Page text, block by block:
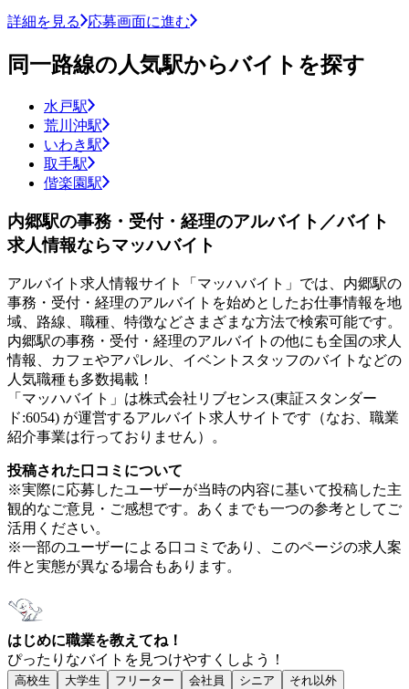
詳細を見る 応募画面に進む
同一路線の人気駅からバイトを探す
水戸駅
荒川沖駅
いわき駅
取手駅
偕楽園駅
内郷駅の事務・受付・経理のアルバイト／バイト
求人情報ならマッハバイト
アルバイト求人情報サイト「マッハバイト」では、内郷駅の
事務・受付・経理のアルバイトを始めとしたお仕事情報を地
域、路線、職種、特徴などさまざまな方法で検索可能です。
内郷駅の事務・受付・経理のアルバイトの他にも全国の求人
情報、カフェやアパレル、イベントスタッフのバイトなどの
人気職種も多数掲載！
「マッハバイト」は株式会社リブセンス(東証スタンダー
ド:6054) が運営するアルバイト求人サイトです（なお、職業
紹介事業は行っておりません）。
投稿された口コミについて
※実際に応募したユーザーが当時の内容に基いて投稿した主
観的なご意見・ご感想です。あくまでも一つの参考としてご
活用ください。
※一部のユーザーによる口コミであり、このページの求人案
件と実態が異なる場合もあります。
はじめに職業を教えてね！
ぴったりなバイトを見つけやすくしよう！
高校生 大学生 フリーター 会社員 シニア
それ以外